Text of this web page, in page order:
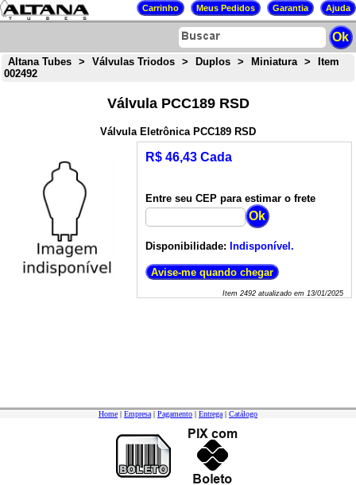
Altana Tubes > Válvulas Triodos > Duplos > Miniatura >
Item
002492
Válvula PCC189 RSD
Válvula Eletrônica PCC189 RSD
R$ 46,43 Cada
Entre seu CEP para estimar o frete
Disponibilidade: Indisponível.
Item 2492atualizado em 13/01/2025
Home | Empresa | Pagamento | Entrega | Catálogo